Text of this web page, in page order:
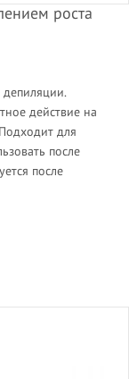
роста
действие на
для
после
после